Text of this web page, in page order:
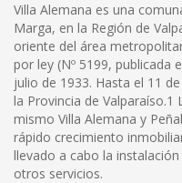
Villa Alemana es una
Marga, en la Región de
oriente del área
por ley (Nº 5199, publicada
julio de 1933. Hasta el 11
la Provincia de
mismo Villa Alemana y
rápido crecimiento
llevado a cabo la
otros servicios.